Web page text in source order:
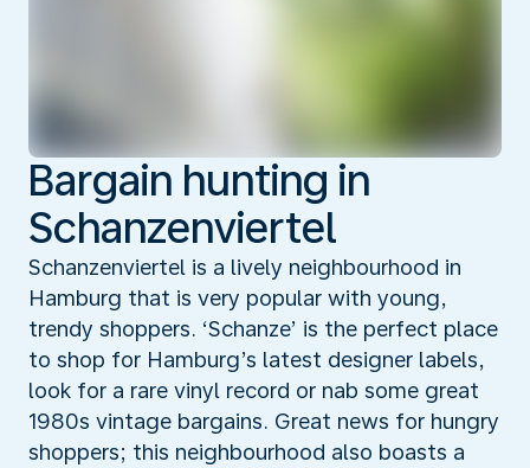
Bargain hunting in
Schanzenviertel
Schanzenviertel is a lively neighbourhood in
Hamburg that is very popular with young,
trendy shoppers. ‘Schanze’ is the perfect place
to shop for Hamburg’s latest designer labels,
look for a rare vinyl record or nab some great
1980s vintage bargains. Great news for hungry
shoppers; this neighbourhood also boasts a